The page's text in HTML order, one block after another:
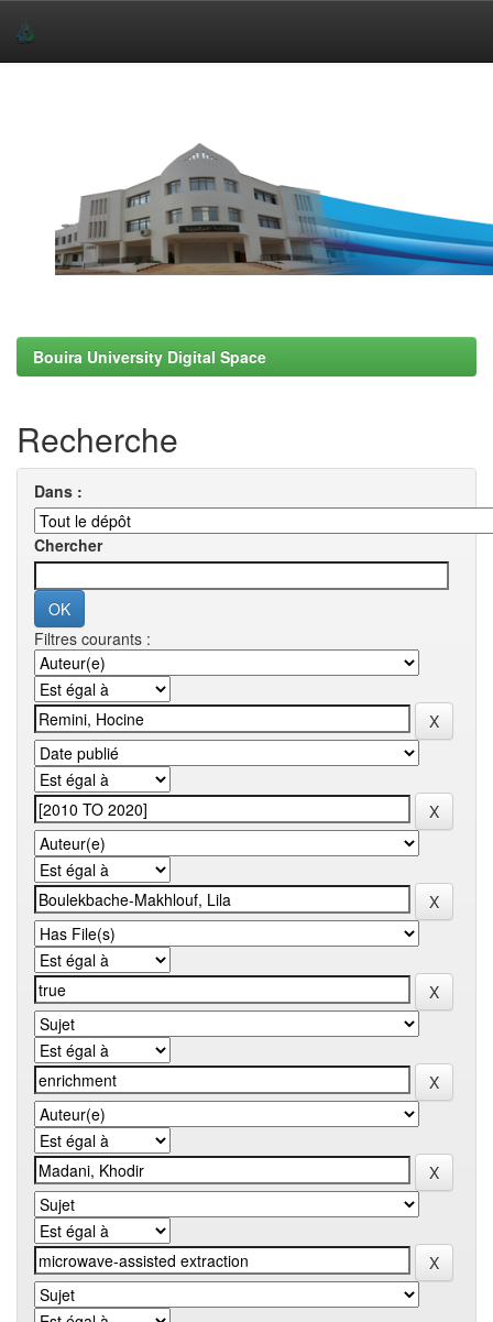
Bouira University Digital Space
Recherche
Dans :
Chercher
Filtres courants :